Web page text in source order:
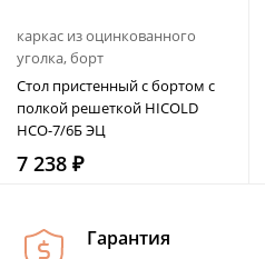
каркас из оцинкованного
уголка, борт
Стол пристенный с бортом с
полкой решеткой HICOLD
НСО-7/6Б ЭЦ
7 238 ₽
Гарантия